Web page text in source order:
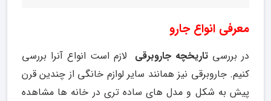
معرفی انواع جارو
در بررسی تاریخچه جاروبرقی لازم است انواع آنرا بررسی
کنیم. جاروبرقی نیز همانند سایر لوازم خانگی از چندین قرن
پیش به شکل و مدل های ساده تری در خانه ها مشاهده